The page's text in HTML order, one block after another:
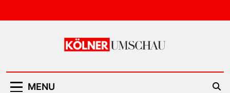
to
Kölner Umschau
MENU